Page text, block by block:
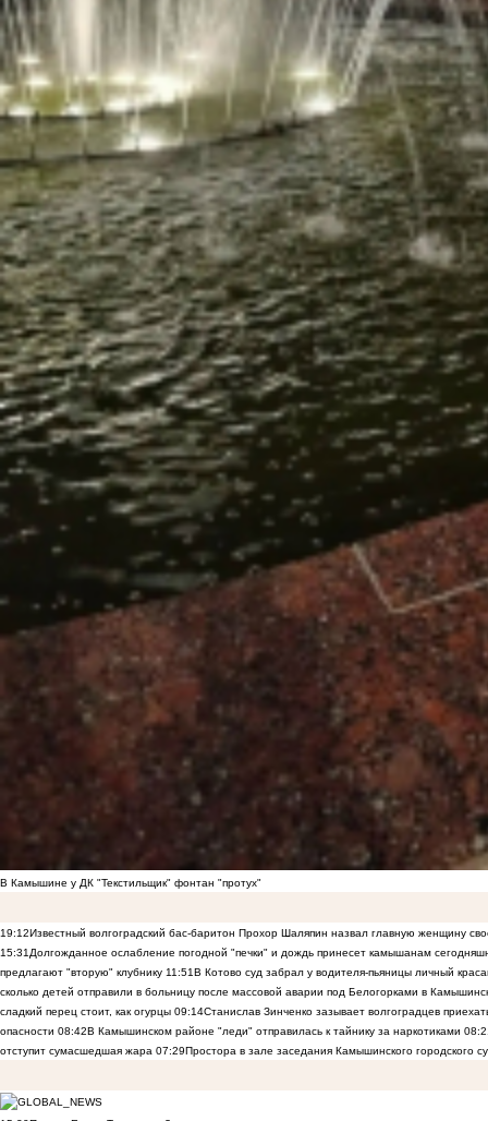
В Камышине у ДК "Текстильщик" фонтан "протух"
19:12Известный волгоградский бас-баритон Прохор Шаляпин назвал главную женщину
15:31 Долгожданное ослабление погодной "печки" и дождь принесет камышанам
предлагают "вторую" клубнику 11:51В Котово суд забрал у водителя-пьяницы личный
сколько детей отправили в больницу после массовой аварии под Белогорками в
сладкий перец стоит, как огурцы 09:14Станислав Зинченко зазывает волгоградцев
опасности 08:42В Камышинском районе "леди" отправилась к тайнику за наркотиками
отступит сумасшедшая жара 07:29Простора в зале заседания Камышинского городского